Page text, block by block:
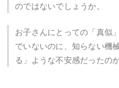
のではないでしょうか。
お子さんにとっての「真似
でいないのに、知らない機
る」ような不安感だったの